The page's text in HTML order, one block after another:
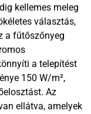
kellemes meleg
választás,
a fűtőszőnyeg
a telepítést
150 W/m²,
Az
ellátva, amelyek